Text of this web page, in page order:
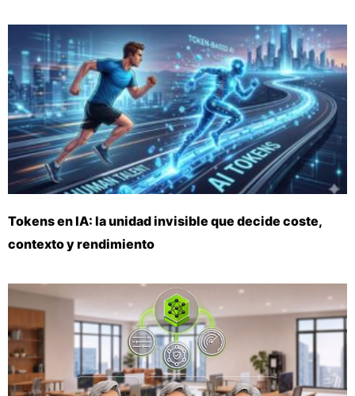
Tokens en IA: la unidad invisible que decide coste,
contexto y rendimiento